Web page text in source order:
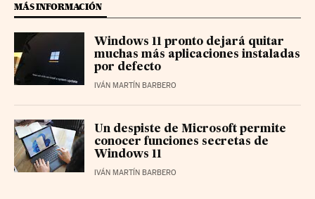
MÁS INFORMACIÓN
Windows 11 pronto dejará quitar
muchas más aplicaciones instaladas
por defecto
IVÁN MARTÍN BARBERO
Un despiste de Microsoft permite
conocer funciones secretas de
Windows 11
IVÁN MARTÍN BARBERO